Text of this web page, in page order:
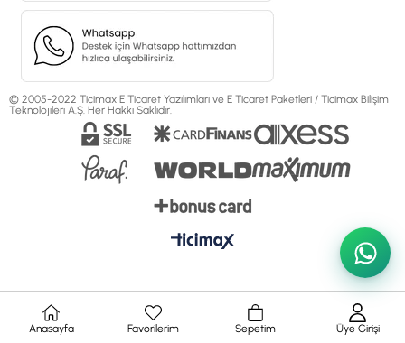
© 2005-2022 Ticimax E Ticaret Yazılımları ve E Ticaret Paketleri / Ticimax Bilişim
Teknolojileri A.Ş. Her Hakkı Saklıdır.
Anasayfa Favorilerim Sepetim Üye Girişi